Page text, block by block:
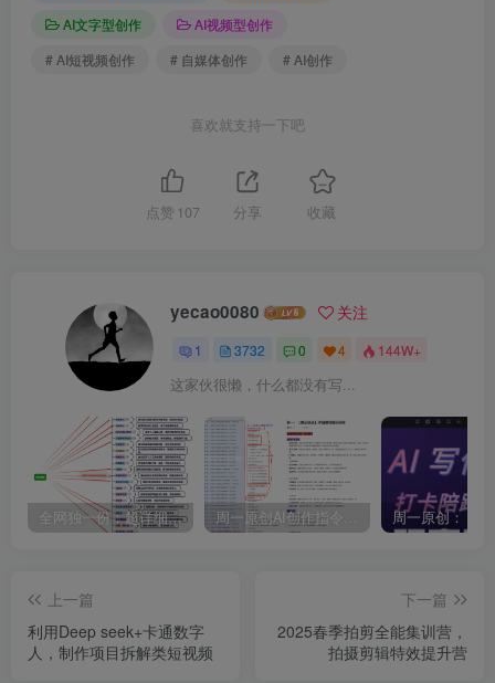
AI文字型创作
AI视频型创作
# AI短视频创作
# 自媒体创作 # AI创作
喜欢就支持一下吧
点赞 107 分享 收藏
yecao0080 关注
1 3732 0 4 144W+
这家伙很懒，什么都没有写...
全网独一份：超详细的40+个自媒体赛道领域解析手册，让你的内容创作不再局限！ 周一原创AI创作指令词：30+个领域赛道的创作提示词集合
上一篇
利用Deep seek+卡通数字
人，制作项目拆解类短视频
下一篇
2025春季拍剪全能集训营，
拍摄剪辑特效提升营